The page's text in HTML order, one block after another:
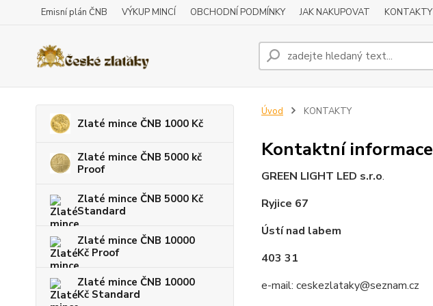
Emisní plán ČNB VÝKUP MINCÍ OBCHODNÍ PODMÍNKY JAK NAKUPOVAT KONTAKTY
Zlaté mince ČNB 1000 Kč
Zlaté mince ČNB 5000 kč
Proof
Zlaté mince ČNB 5000 Kč
Standard
Zlaté mince ČNB 10000
Kč Proof
Zlaté mince ČNB 10000
Kč Standard
Úvod KONTAKTY
Kontaktní informace
GREEN LIGHT LED s.r.o.
Ryjice 67
Ústí nad labem
403 31
e-mail: ceskezlataky@seznam.cz